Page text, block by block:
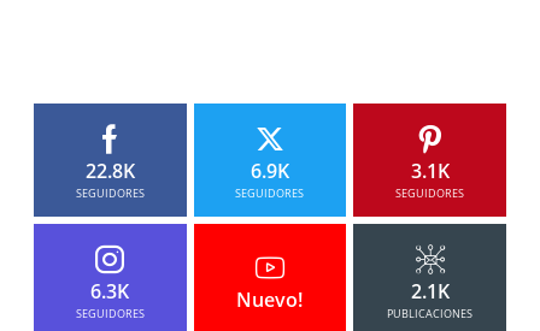
22.8K
SEGUIDORES
6.9K
SEGUIDORES
3.1K
SEGUIDORES
6.3K
SEGUIDORES
Nuevo! 2.1K
PUBLICACIONES